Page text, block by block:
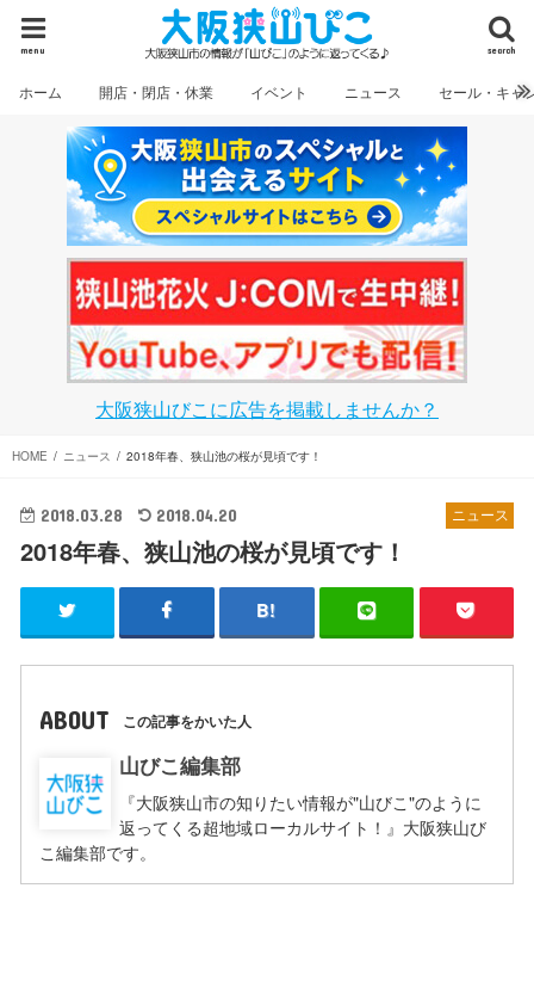
search
menu
ホーム 開店・閉店・休業 イベント ニュース セール・キャ
大阪狭山びこに広告を掲載しませんか？
HOME ニュース 2018年春、狭山池の桜が見頃です！
ニュース
2018.03.28 2018.04.20
2018年春、狭山池の桜が見頃です！
ABOUT この記事をかいた人
山びこ編集部
『大阪狭山市の知りたい情報が"山びこ"のように
返ってくる超地域ローカルサイト！』大阪狭山び
こ編集部です。